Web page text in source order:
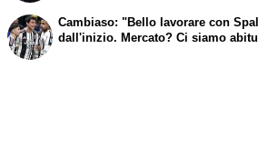
Cambiaso: "Bello lavorare con
dall'inizio. Mercato? Ci siamo